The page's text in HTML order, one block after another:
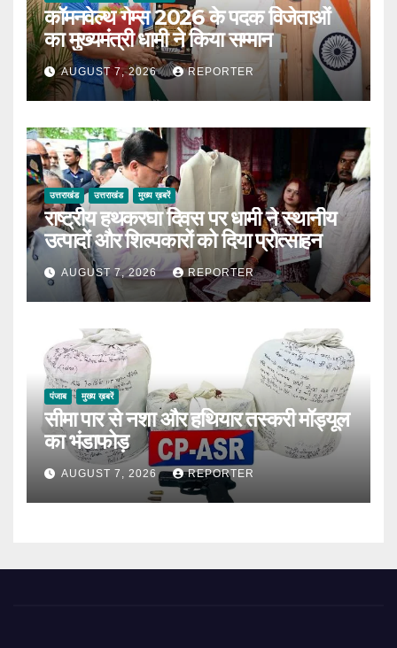
कॉमनवेल्थ गेम्स 2026 के पदक विजेताओं
का मुख्यमंत्री धामी ने किया सम्मान
AUGUST 7, 2026 REPORTER
उत्तराखंड उत्तराखंड मुख्य ख़बरें
राष्ट्रीय हथकरघा दिवस पर धामी ने स्थानीय
उत्पादों और शिल्पकारों को दिया प्रोत्साहन
AUGUST 7, 2026 REPORTER
पंजाब मुख्य ख़बरें
सीमा पार से नशा और हथियार तस्करी मॉड्यूल
का भंडाफोड़
AUGUST 7, 2026 REPORTER